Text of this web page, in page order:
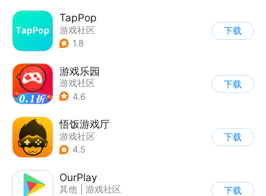
TapPop
游戏社区
1.8
下载
游戏乐园
游戏社区
4.6
下载
悟饭游戏厅
游戏社区
4.5
下载
OurPlay
其他
游戏社区
下载